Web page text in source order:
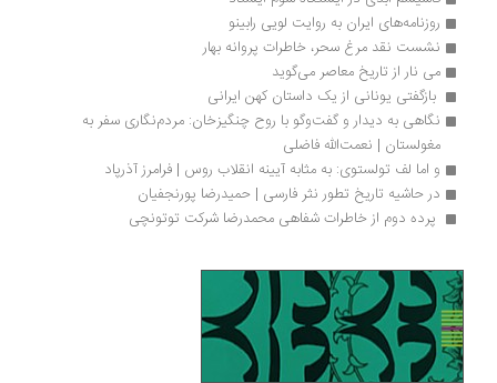
روزنامه‌های ایران به روایت لویی رابینو
نشست نقد مرغ سحر، خاطرات پروانه بهار
می نار از تاریخ معاصر می‌گوید
بازگفتی یونانی از یک داستان کهن ایرانی
مغولستان | نعمت‌الله فاضلی
و اما لف تولستوی: به مثابه آیینه انقلاب روس | فرامرز آذرپاد
در حاشیه تاریخ تطور نثر فارسی | حمیدرضا پورنجفیان
پرده دوم از خاطرات شفاهی محمدرضا شرکت توتونچی